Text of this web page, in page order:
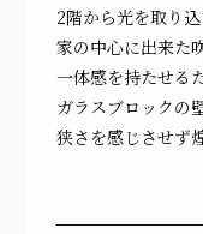
2階から光を取り込
家の中心に出来た
一体感を持たせる
ガラスブロックの
狭さを感じさせず